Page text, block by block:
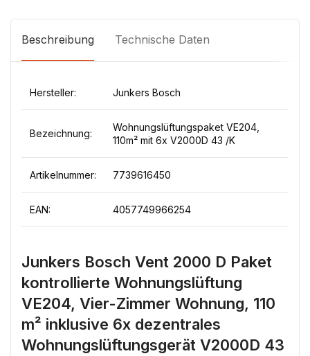
Beschreibung Technische Daten
Hersteller: Junkers Bosch
Bezeichnung:
Wohnungslüftungspaket VE204,
110m² mit 6x V2000D 43 /K
Artikelnummer: 7739616450
EAN: 4057749966254
Junkers Bosch Vent 2000 D Paket
kontrollierte Wohnungslüftung
VE204, Vier-Zimmer Wohnung, 110
m² inklusive 6x dezentrales
Wohnungslüftungsgerät V2000D 43